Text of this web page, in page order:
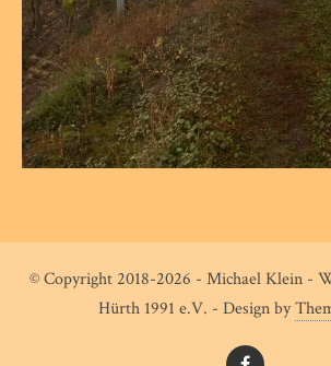
© Copyright 2018-2026 - Michael Klein -
Hürth 1991 e.V. - Design by